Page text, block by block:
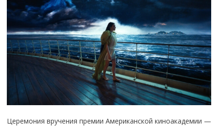
Церемония вручения премии Американской киноакадемии —